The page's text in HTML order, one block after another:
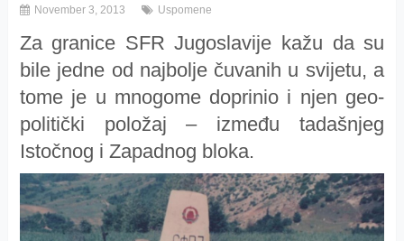
November 3, 2013 Uspomene
Za granice SFR Jugoslavije kažu da su
bile jedne od najbolje čuvanih u svijetu, a
tome je u mnogome doprinio i njen geo-
politički položaj – između tadašnjeg
Istočnog i Zapadnog bloka.